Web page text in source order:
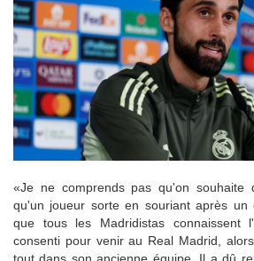
«Je ne comprends pas qu'on souhaite
qu'un joueur sorte en souriant après un
que tous les Madridistas connaissent
consenti pour venir au Real Madrid,